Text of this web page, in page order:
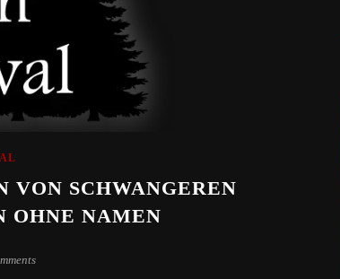
VON SCHWANGEREN
OHNE NAMEN